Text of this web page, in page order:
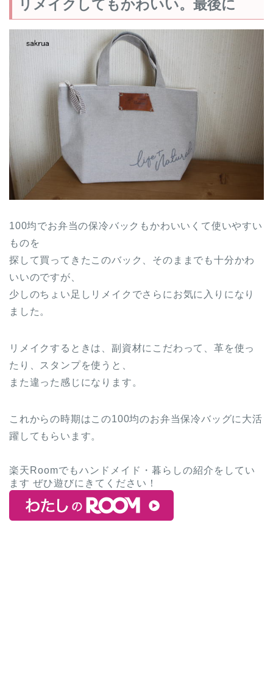
リメイクしてもかわいい。最後に
100均でお弁当の保冷バックもかわいいくて使いやすい
ものを
探して買ってきたこのバック、そのままでも十分かわ
いいのですが、
少しのちょい足しリメイクでさらにお気に入りになり
ました。
リメイクするときは、副資材にこだわって、革を使っ
たり、スタンプを使うと、
また違った感じになります。
これからの時期はこの100均のお弁当保冷バッグに大活
躍してもらいます。
楽天Roomでもハンドメイド・暮らしの紹介をしてい
ます ぜひ遊びにきてください！